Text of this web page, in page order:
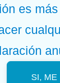
es
SI, ME